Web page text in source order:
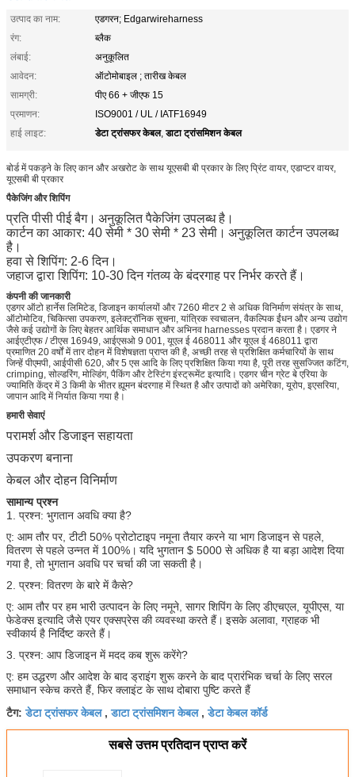
उत्पाद का नाम:
एडगरन; Edgarwireharness
रंग:
ब्लैक
लंबाई:
अनुकूलित
आवेदन:
ऑटोमोबाइल ; तारीख केबल
सामग्री:
पीए 66 + जीएफ 15
प्रमाणन:
ISO9001 / UL / IATF16949
हाई लाइट:
डेटा ट्रांसफर केबल,डाटा ट्रांसमिशन केबल
बोर्ड में पकड़ने के लिए कान और अखरोट के साथ यूएसबी बी प्रकार के लिए प्रिंट वायर, एडाप्टर वायर,
यूएसबी बी प्रकार
पैकेजिंग और शिपिंग
प्रति पीसी पीई बैग। अनुकूलित पैकेजिंग उपलब्ध है।
कार्टन का आकार: 40 सेमी * 30 सेमी * 23 सेमी। अनुकूलित कार्टन उपलब्ध
है।
हवा से शिपिंग: 2-6 दिन।
जहाज द्वारा शिपिंग: 10-30 दिन गंतव्य के बंदरगाह पर निर्भर करते हैं।
कंपनी की जानकारी
एडगर ऑटो हार्नेस लिमिटेड, डिजाइन कार्यालयों और 7260 मीटर 2 से अधिक विनिर्माण संयंत्र के साथ,
ऑटोमोटिव, चिकित्सा उपकरण, इलेक्ट्रॉनिक सूचना, यांत्रिक स्वचालन, वैकल्पिक ईंधन और अन्य उद्योग
जैसे कई उद्योगों के लिए बेहतर आर्थिक समाधान और अभिनव harnesses प्रदान करता है। एडगर ने
आईएटीएफ / टीएस 16949, आईएसओ 9 001, यूएल ई 468011 और यूएल ई 468011 द्वारा
प्रमाणित 20 वर्षों में तार दोहन में विशेषज्ञता प्राप्त की है, अच्छी तरह से प्रशिक्षित कर्मचारियों के साथ
जिन्हें पीएमपी, आईपीसी 620, और 5 एस आदि के लिए प्रशिक्षित किया गया है, पूरी तरह सुसज्जित कटिंग,
crimping, सोल्डरिंग, मोल्डिंग, पैकिंग और टेस्टिंग इंस्ट्रूमेंट इत्यादि। एडगर चीन ग्रेट बे एरिया के
ज्यामिति केंद्र में 3 किमी के भीतर ह्यूमन बंदरगाह में स्थित है और उत्पादों को अमेरिका, यूरोप, इएसरिया,
जापान आदि में निर्यात किया गया है।
हमारी सेवाएं
परामर्श और डिजाइन सहायता
उपकरण बनाना
केबल और दोहन विनिर्माण
सामान्य प्रश्न
1. प्रश्न: भुगतान अवधि क्या है?
ए: आम तौर पर, टीटी 50% प्रोटोटाइप नमूना तैयार करने या भाग डिजाइन से पहले,
वितरण से पहले उन्नत में 100%। यदि भुगतान $ 5000 से अधिक है या बड़ा आदेश दिया
गया है, तो भुगतान अवधि पर चर्चा की जा सकती है।
2. प्रश्न: वितरण के बारे में कैसे?
ए: आम तौर पर हम भारी उत्पादन के लिए नमूने, सागर शिपिंग के लिए डीएचएल, यूपीएस, या
फेडेक्स इत्यादि जैसे एयर एक्सप्रेस की व्यवस्था करते हैं। इसके अलावा, ग्राहक भी
स्वीकार्य है निर्दिष्ट करते हैं।
3. प्रश्न: आप डिजाइन में मदद कब शुरू करेंगे?
ए: हम उद्धरण और आदेश के बाद ड्राइंग शुरू करने के बाद प्रारंभिक चर्चा के लिए सरल
समाधान स्केच करते हैं, फिर क्लाइंट के साथ दोबारा पुष्टि करते हैं
टैग:डेटा ट्रांसफर केबल,डाटा ट्रांसमिशन केबल,डेटा केबल कॉर्ड
सबसे उत्तम प्रतिदान प्राप्त करें